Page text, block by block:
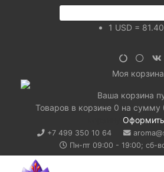
1 USD =
Моя корзина
Ваша корзина
Товаров в корзине 0 на сумму
+7 499 350 10 64
Пн-пт 09:00 - 19:00; сб-